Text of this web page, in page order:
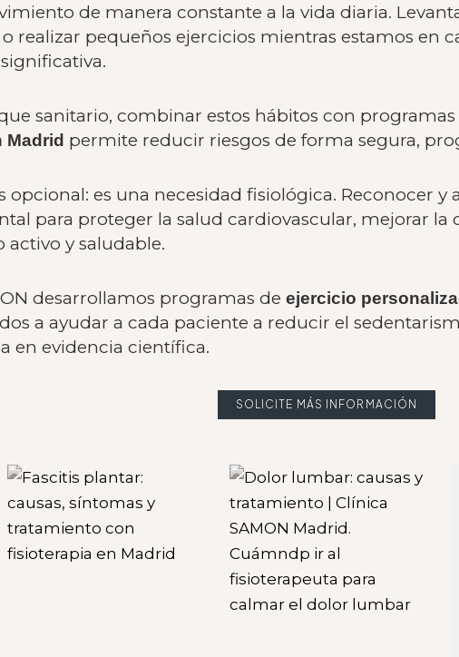
de manera constante a la vida diaria.
realizar pequeños ejercicios mientras estamos en
sanitario, combinar estos hábitos con programas
Madrid permite reducir riesgos de forma segura,
opcional: es una necesidad fisiológica. Reconocer
para proteger la salud cardiovascular, mejorar la
y saludable.
desarrollamos programas de ejercicio
a ayudar a cada paciente a reducir el
en evidencia científica.
SOLICITE MÁS INFORMACIÓN